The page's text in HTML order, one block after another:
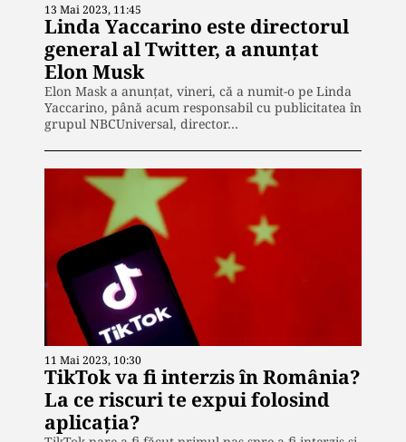
13 Mai 2023, 11:45
Linda Yaccarino este directorul
general al Twitter, a anunțat
Elon Musk
Elon Mask a anunțat, vineri, că a numit-o pe Linda
Yaccarino, până acum responsabil cu publicitatea în
grupul NBCUniversal, director…
11 Mai 2023, 10:30
TikTok va fi interzis în România?
La ce riscuri te expui folosind
aplicația?